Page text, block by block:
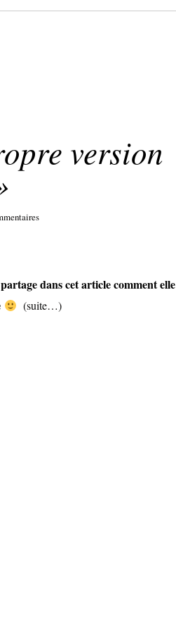
version
dans cet article comment elle
(suite…)